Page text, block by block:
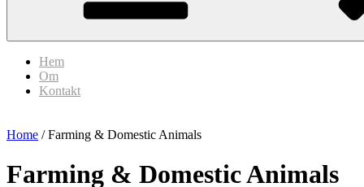
Hem
Om
Kontakt
Home / Farming & Domestic Animals
Farming & Domestic Animals